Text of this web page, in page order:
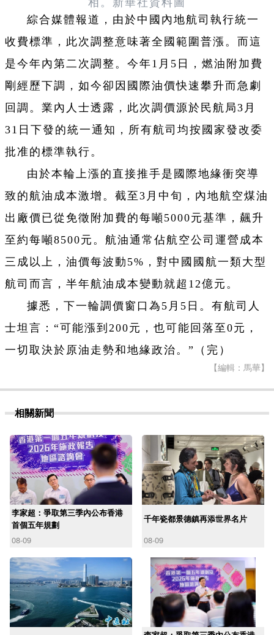
相。新華社資料圖
綜合媒體報道，由於中國內地航司執行統一
收費標準，此次調整意味著全國範圍普漲。而這
是今年內第二次調整。今年1月5日，燃油附加費
剛經歷下調，如今卻因國際油價快速攀升而急劇
回調。業內人士透露，此次調價源於民航局3月
31日下發的統一通知，所有航司均按國家發改委
批准的標準執行。
由於本輪上漲的直接推手是國際地緣衝突導
致的航油成本激增。截至3月中旬，內地航空煤油
出廠價已從免徵附加費的每噸5000元基準，飆升
至約每噸8500元。航油通常佔航空公司運營成本
三成以上，油價每波動5%，對中國國航一類大型
航司而言，半年航油成本變動就超12億元。
據悉，下一輪調價窗口為5月5日。有航司人
士坦言：“可能漲到200元，也可能回落至0元，
一切取決於原油走勢和地緣政治。”（完）
【編輯：馬華】
相關新聞
李家超：爭取第三季內公布香港
首個五年規劃
08-09
千年瓷都景德鎮再添世界名片
08-09